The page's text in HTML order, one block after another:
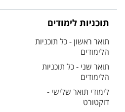
תוכניות לימודים
תואר ראשון - כל תוכניות
הלימודים
תואר שני - כל תוכניות
הלימודים
לימודי תואר שלישי -
דוקטורט